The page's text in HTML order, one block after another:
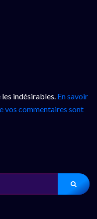
indésirables. En savoir
vos commentaires sont